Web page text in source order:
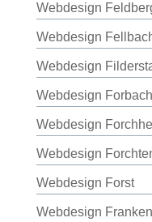
Webdesign
Webdesign
Webdesign
Webdesign Forbach
Webdesign
Webdesign
Webdesign Forst
Webdesign